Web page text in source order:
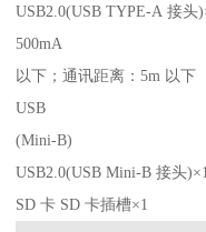
USB2.0(USB TYPE-A 接头
500mA
以下；通讯距离：5m 以下
USB
(Mini-B)
USB2.0(USB Mini-B 接头
SD 卡 SD 卡插槽×1